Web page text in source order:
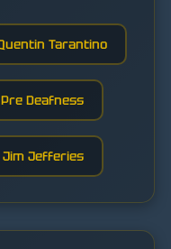
Tarantino
Deafness
Jim Jefferies